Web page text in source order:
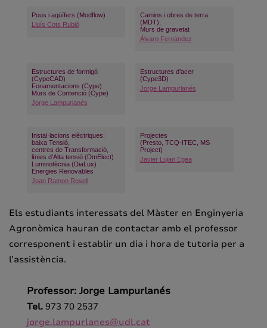
Pous i aqüífers (Modflow)
Lluís Cots Rubió
Camins i obres de terra
(MDT),
Murs de gravetat
Álvaro Fernández
Estructures de formigó
(CypeCAD)
Fonamentacions (Cype)
Murs de Contenció (Cype)
Jorge Lampurlanés
Estructures d’acer
(Cype3D)
Jorge Lampurlanés
Instal·lacions elèctriques:
baixa Tensió,
centres de Transformació,
línies d’Alta tensió (DmElect)
Luminotècnia (DiaLux)
Energies Renovables
Joan Ramon Rosell
Projectes
(Presto, TCQ-ITEC, MS
Project)
Javier Lujan Egea
Els estudiants interessats del Màster en Enginyeria
Agronòmica hauran de contactar amb el professor
corresponent i establir un dia i hora de tutoria per a
l’assistència.
Professor: Jorge Lampurlanés
Tel. 973 70 2537
jorge.lampurlanes@udl.cat